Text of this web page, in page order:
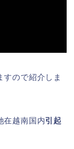
すので紹介しま
在越南国内引起